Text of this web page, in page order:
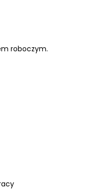
roboczym.